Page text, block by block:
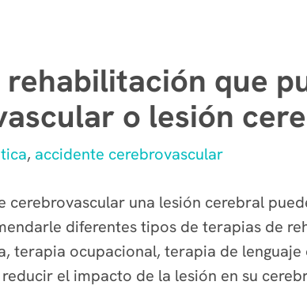
que
o lesión
, accidente cerebrovascular
cerebrovascular una lesión cerebral
diferentes tipos de terapias de
terapia ocupacional, terapia de
el impacto de la lesión en su